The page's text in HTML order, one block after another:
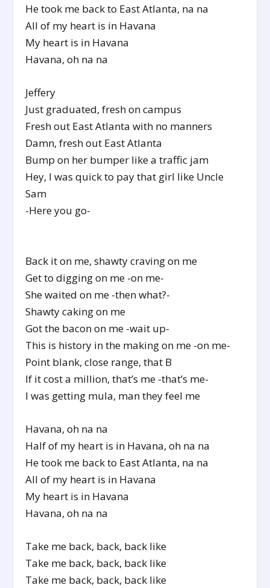
He took me back to East Atlanta, na na
All of my heart is in Havana
My heart is in Havana
Havana, oh na na
Jeffery
Just graduated, fresh on campus
Fresh out East Atlanta with no manners
Damn, fresh out East Atlanta
Bump on her bumper like a traffic jam
Hey, I was quick to pay that girl like Uncle
Sam
-Here you go-
Back it on me, shawty craving on me
Get to digging on me -on me-
She waited on me -then what?-
Shawty caking on me
Got the bacon on me -wait up-
This is history in the making on me -on me-
Point blank, close range, that B
If it cost a million, that’s me -that’s me-
I was getting mula, man they feel me
Havana, oh na na
Half of my heart is in Havana, oh na na
He took me back to East Atlanta, na na
All of my heart is in Havana
My heart is in Havana
Havana, oh na na
Take me back, back, back like
Take me back, back, back like
Take me back, back, back like